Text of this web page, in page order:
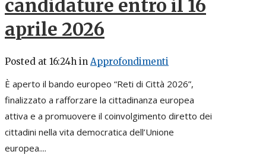
candidature entro il 16
aprile 2026
Posted at 16:24h in Approfondimenti
È aperto il bando europeo “Reti di Città 2026”,
finalizzato a rafforzare la cittadinanza europea
attiva e a promuovere il coinvolgimento diretto dei
cittadini nella vita democratica dell’Unione
europea....